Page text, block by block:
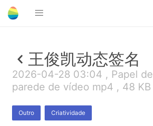
王俊凯动态签名
2026-04-28 03:04 , Papel de
parede de vídeo mp4 , 48 KB
Outro Criatividade